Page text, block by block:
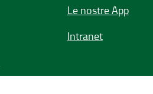
Le nostre App
Intranet